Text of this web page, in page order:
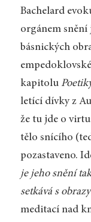
Bachelard
orgánem snění
básnických
kapitolu
letící dívky z
že tu jde o
tělo snícího
pozastaveno.
je jeho snění
setkává s
meditací nad